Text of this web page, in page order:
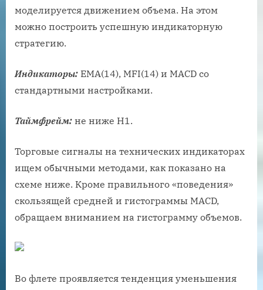
моделируется движением объема. На этом
можно построить успешную индикаторную
стратегию.
Индикаторы: EMA(14), MFI(14) и MACD со
стандартными настройками.
Таймфрейм: не ниже H1.
Торговые сигналы на технических индикаторах
ищем обычными методами, как показано на
схеме ниже. Кроме правильного «поведения»
скользящей средней и гистограммы MACD,
обращаем вниманием на гистограмму объемов.
Во флете проявляется тенденция уменьшения